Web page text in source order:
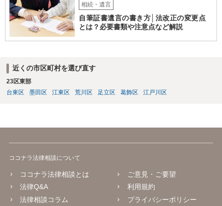
相続・遺言
自筆証書遺言の書き方│法改正の変更点
とは？必要書類や注意点など解説
近くの市区町村を選び直す
23区東部
台東区
墨田区 江東区 荒川区 足立区 葛飾区 江戸川区
ココナラ法律相談について
ココナラ法律相談とは
法律Q&A
法律相談コラム
ご意見・ご要望
利用規約
プライバシーポリシー